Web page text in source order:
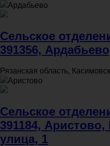
Ардабьево
Сельское
391356,
Рязанская область,
Аристово
Сельское
391184,
улица, 1